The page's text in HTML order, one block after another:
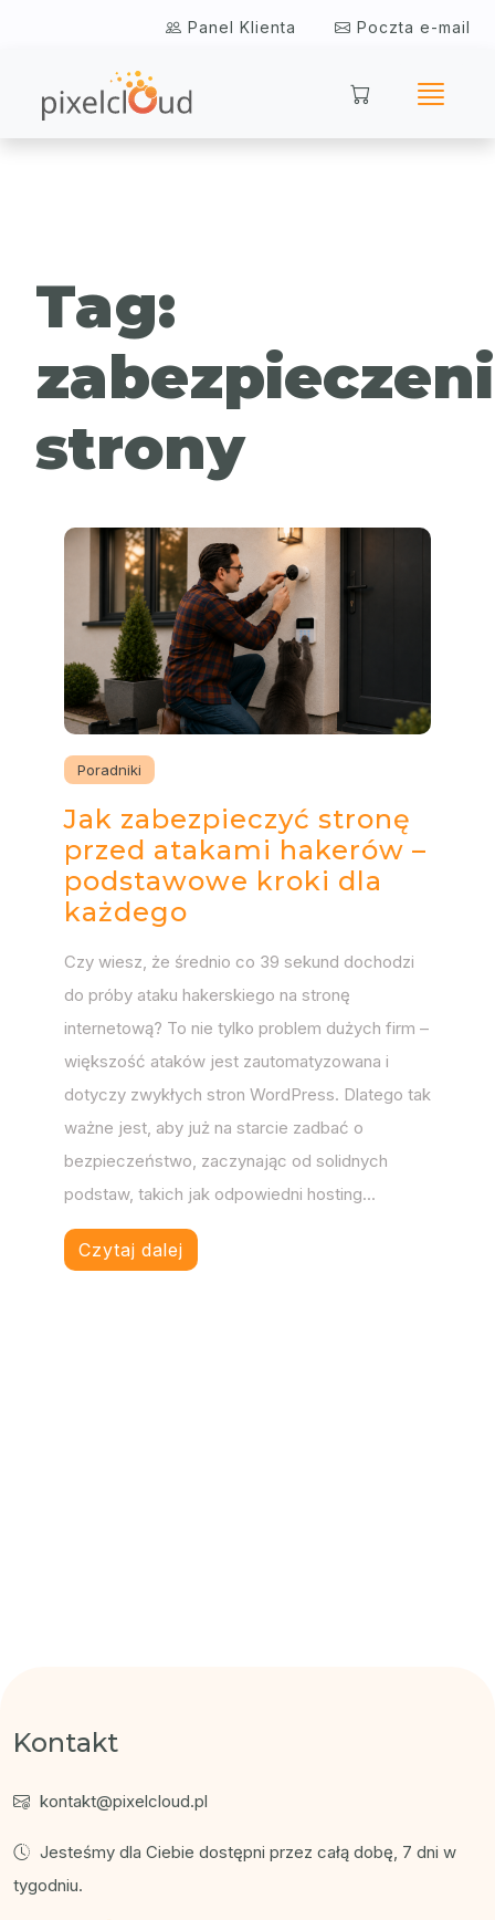
Panel Klienta
Poczta e-mail
Tag:
strony
Poradniki
Jak zabezpieczyć stronę
przed atakami hakerów –
podstawowe kroki dla
każdego
Czy wiesz, że średnio co 39 sekund dochodzi
do próby ataku hakerskiego na stronę
internetową? To nie tylko problem dużych firm –
większość ataków jest zautomatyzowana i
dotyczy zwykłych stron WordPress. Dlatego tak
ważne jest, aby już na starcie zadbać o
bezpieczeństwo, zaczynając od solidnych
podstaw, takich jak odpowiedni hosting...
Czytaj dalej
Kontakt
kontakt@pixelcloud.pl
Jesteśmy dla Ciebie dostępni przez całą dobę, 7 dni w
tygodniu.